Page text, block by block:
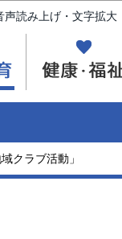
声読み上げ・文字拡大
域クラブ活動」